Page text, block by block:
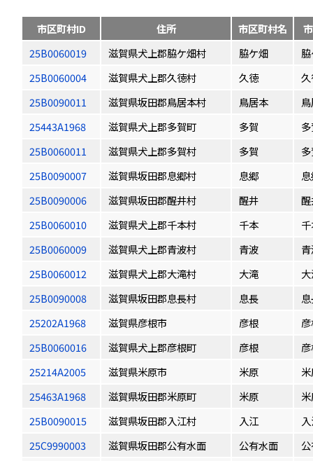
市区町村ID 住所 市区町村名
25B0060019
滋賀県犬上郡脇ケ畑村 脇ケ畑
25B0060004
滋賀県犬上郡久徳村 久徳
25B0090011
滋賀県坂田郡鳥居本村 鳥居本
25443A1968
滋賀県犬上郡多賀町 多賀
25B0060011
滋賀県犬上郡多賀村 多賀
25B0090007
滋賀県坂田郡息郷村 息郷
25B0090006
滋賀県坂田郡醒井村 醒井
25B0060010
滋賀県犬上郡千本村 千本
25B0060009
滋賀県犬上郡青波村 青波
25B0060012
滋賀県犬上郡大滝村 大滝
25B0090008
滋賀県坂田郡息長村 息長
25202A1968
滋賀県彦根市 彦根
25B0060016
滋賀県犬上郡彦根町 彦根
25214A2005
滋賀県米原市 米原
25463A1968
滋賀県坂田郡米原町 米原
25B0090015
滋賀県坂田郡入江村 入江
25C9990003
滋賀県坂田郡公有水面 公有水面